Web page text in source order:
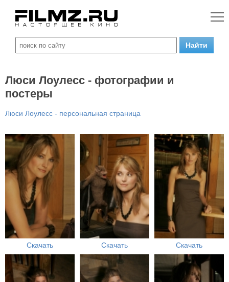
Люси Лоулесс - фотографии и
постеры
Люси Лоулесс - персональная страница
Скачать Скачать Скачать